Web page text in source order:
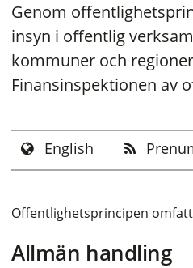
Genom
insyn i offentlig
kommuner och
Finansinspektionen av
English
Offentlighetsprincipen
Allmän handling